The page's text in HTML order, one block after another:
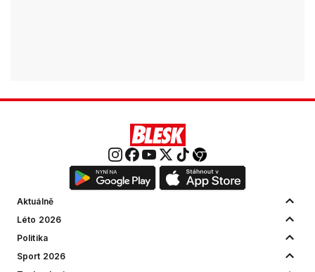
Aktuálně
Léto 2026
Politika
Sport 2026